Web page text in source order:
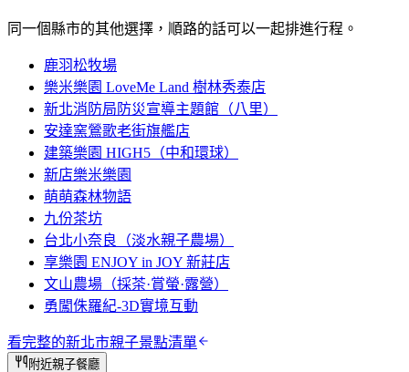
同一個縣市的其他選擇，順路的話可以一起排進行程。
鹿羽松牧場
樂米樂園 LoveMe Land 樹林秀泰店
新北消防局防災宣導主題館（八里）
安達窯鶯歌老街旗艦店
建築樂園 HIGH5（中和環球）
新店樂米樂園
萌萌森林物語
九份茶坊
台北小奈良（淡水親子農場）
享樂園 ENJOY in JOY 新莊店
文山農場（採茶·賞螢·露營）
勇闖侏羅紀-3D實境互動
看完整的新北市親子景點清單
附近親子餐廳